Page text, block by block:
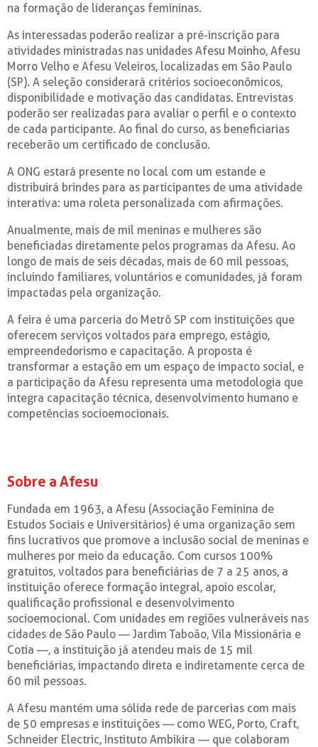
na formação de lideranças femininas.
As interessadas poderão realizar a pré-inscrição para
atividades ministradas nas unidades Afesu Moinho, Afesu
Morro Velho e Afesu Veleiros, localizadas em São Paulo
(SP). A seleção considerará critérios socioeconômicos,
disponibilidade e motivação das candidatas. Entrevistas
poderão ser realizadas para avaliar o perfil e o contexto
de cada participante. Ao final do curso, as beneficiarias
receberão um certificado de conclusão.
A ONG estará presente no local com um estande e
distribuirá brindes para as participantes de uma atividade
interativa: uma roleta personalizada com afirmações.
Anualmente, mais de mil meninas e mulheres são
beneficiadas diretamente pelos programas da Afesu. Ao
longo de mais de seis décadas, mais de 60 mil pessoas,
incluindo familiares, voluntários e comunidades, já foram
impactadas pela organização.
A feira é uma parceria do Metrô SP com instituições que
oferecem serviços voltados para emprego, estágio,
empreendedorismo e capacitação. A proposta é
transformar a estação em um espaço de impacto social, e
a participação da Afesu representa uma metodologia que
integra capacitação técnica, desenvolvimento humano e
competências socioemocionais.
Sobre a Afesu
Fundada em 1963, a Afesu (Associação Feminina de
Estudos Sociais e Universitários) é uma organização sem
fins lucrativos que promove a inclusão social de meninas e
mulheres por meio da educação. Com cursos 100%
gratuitos, voltados para beneficiárias de 7 a 25 anos, a
instituição oferece formação integral, apoio escolar,
qualificação profissional e desenvolvimento
socioemocional. Com unidades em regiões vulneráveis nas
cidades de São Paulo — Jardim Taboão, Vila Missionária e
Cotia —, a instituição já atendeu mais de 15 mil
beneficiárias, impactando direta e indiretamente cerca de
60 mil pessoas.
A Afesu mantém uma sólida rede de parcerias com mais
de 50 empresas e instituições — como WEG, Porto, Craft,
Schneider Electric, Instituto Ambikira — que colaboram